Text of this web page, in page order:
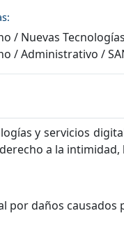
/ Nuevas Tecnologías
/Administrativo /
y servicios
a la
por daños